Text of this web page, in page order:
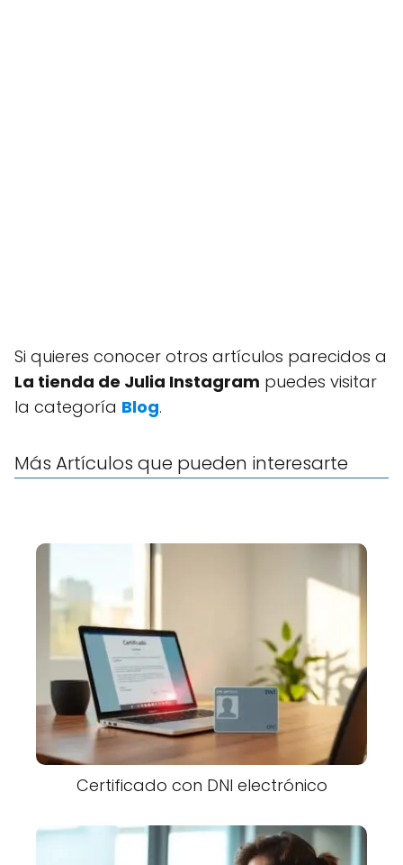
Si quieres conocer otros artículos parecidos a
La tienda de Julia Instagram puedes visitar
la categoría Blog.
Más Artículos que pueden interesarte
Certificado con DNI electrónico